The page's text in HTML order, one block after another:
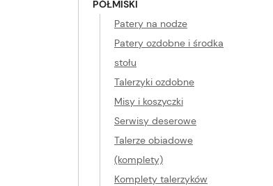
PÓŁMISKI
Patery na nodze
Patery ozdobne i środka
stołu
Talerzyki ozdobne
Misy i koszyczki
Serwisy deserowe
Talerze obiadowe
(komplety)
Komplety talerzyków